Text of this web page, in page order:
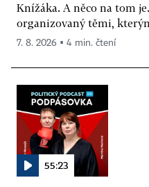
Knížáka. A něco na tom
organizovaný těmi,
7. 8. 2026 ▪ 4 min. čtení
55:23